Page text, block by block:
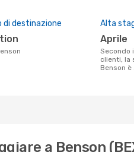
di destinazione Alta
aprile
Secondo i dati della nostra ricerca
clienti, la
Benson è
a Benson